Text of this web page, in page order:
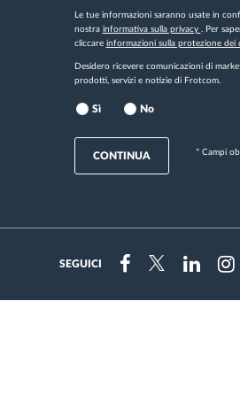
Le tue informazioni saranno usate in
nostra informativa sulla privacy . Per
cliccare informazioni sulla protezione dei
Desidero ricevere comunicazioni di
prodotti, servizi e notizie di Frotcom.
Sì No
CONTINUA * Campi
SEGUICI
FacebookTwitterLinkedin